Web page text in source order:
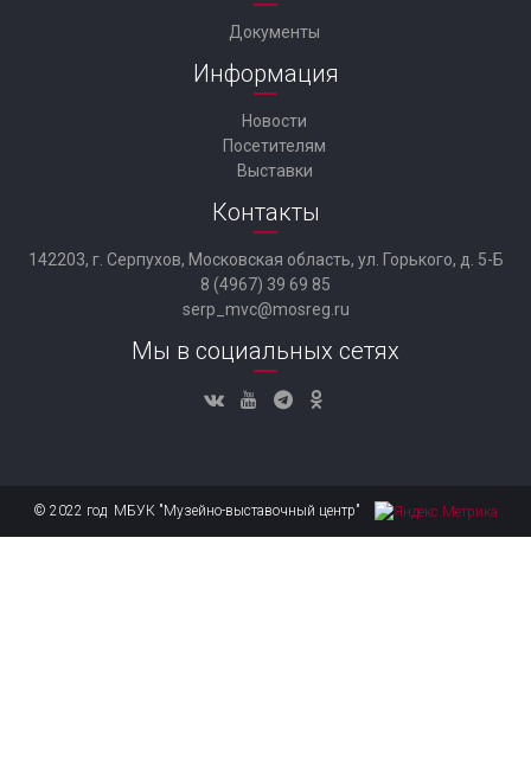
Документы
Информация
Новости
Посетителям
Выставки
Контакты
142203, г. Серпухов, Московская область, ул. Горького, д. 5-Б
8 (4967) 39 69 85
serp_mvc@mosreg.ru
Мы в социальных сетях
© 2022 год МБУК "Музейно-выставочный центр"